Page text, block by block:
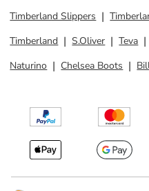
Timberland Slippers
Timberland
S.Oliver Teva
Naturino
Chelsea Boots